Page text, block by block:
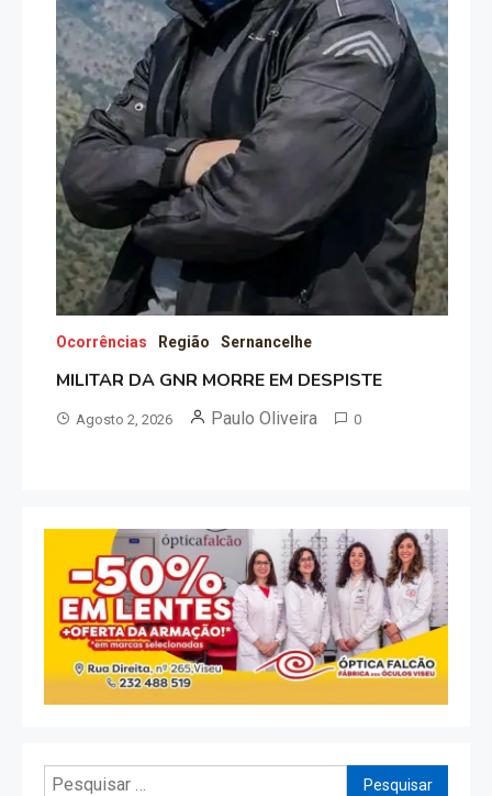
Ocorrências Região Sernancelhe
MILITAR DA GNR MORRE EM DESPISTE
Agosto 2, 2026 Paulo Oliveira 0
Pesquisar